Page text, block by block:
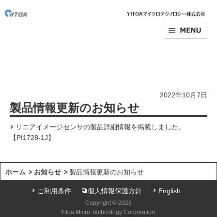
2022年10月7日
製品情報更新のお知らせ
リニアイメージセンサの製品詳細情報を掲載しました。
【PI1728-1J】
ホーム お知らせ 製品情報更新のお知らせ
ご利用条件 個人情報保護方針 English
Copyright © 2026
Yitoa Micro Technology Corporation.